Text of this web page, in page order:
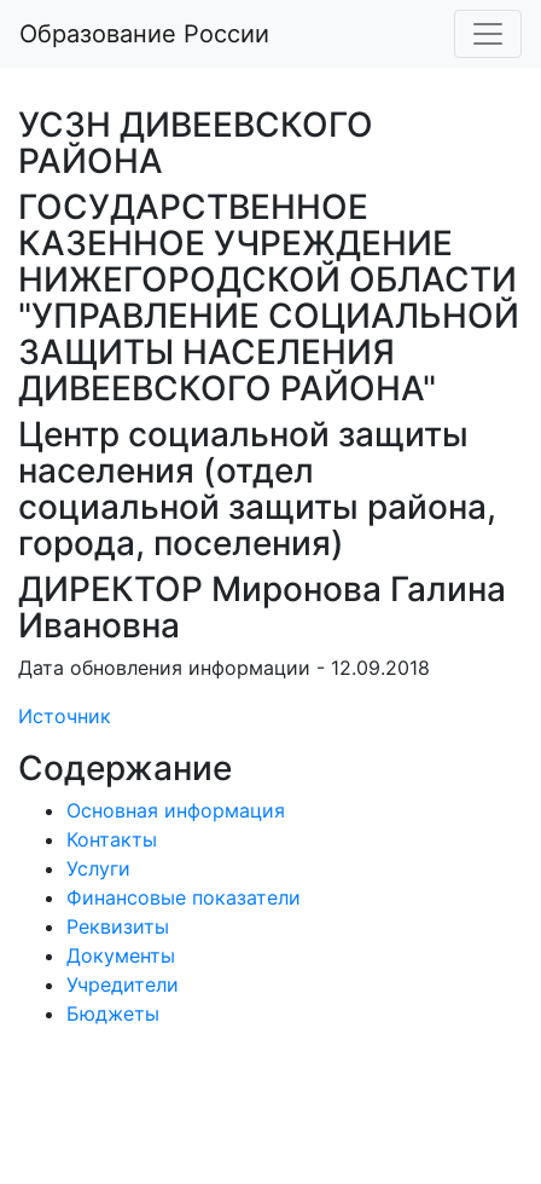
Образование России
УСЗН ДИВЕЕВСКОГО
РАЙОНА
ГОСУДАРСТВЕННОЕ
КАЗЕННОЕ УЧРЕЖДЕНИЕ
НИЖЕГОРОДСКОЙ ОБЛАСТИ
"УПРАВЛЕНИЕ СОЦИАЛЬНОЙ
ЗАЩИТЫ НАСЕЛЕНИЯ
ДИВЕЕВСКОГО РАЙОНА"
Центр социальной защиты
населения (отдел
социальной защиты района,
города, поселения)
ДИРЕКТОР Миронова Галина
Ивановна
Дата обновления информации - 12.09.2018
Источник
Содержание
Основная информация
Контакты
Услуги
Финансовые показатели
Реквизиты
Документы
Учредители
Бюджеты